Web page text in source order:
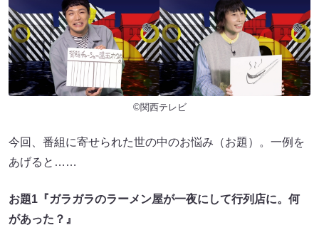
©関西テレビ
今回、番組に寄せられた世の中のお悩み（お題）。一例を
あげると……
お題1『ガラガラのラーメン屋が一夜にして行列店に。何
があった？』